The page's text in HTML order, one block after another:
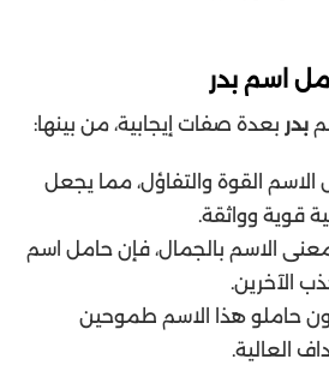
اسم بدر
بدر بعدة صفات إيجابية، من بينها:
الاسم القوة والتفاؤل، مما يجعل
قوية وواثقة.
معنى الاسم بالجمال، فإن حامل اسم
الآخرين.
حاملو هذا الاسم طموحين
العالية.